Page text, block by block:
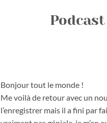
Bonjour tout le monde !
Me voilà de retour avec un
l’enregistrer mais il a fini par